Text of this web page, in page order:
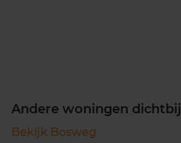
Andere woningen dichtbij
Bekijk Bosweg